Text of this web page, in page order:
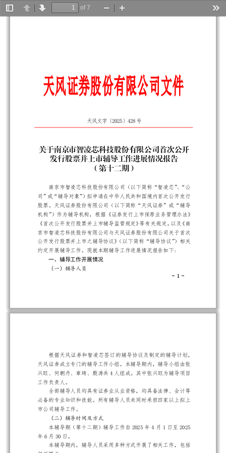
TogglePreviousNext
of 7
Zoom
- 1 -
天风证券股份有限公司文件
天风文字 〔2025 〕428 号
关于南京市智凌芯科技股份有限公司首次公开
发行股票并上市辅导工作进展情况报告
（第十二期）
南京市智凌芯科技股份有限公司（以下简称“智凌芯”、“公
司”或“辅导对象”）拟申请在中华人民共和国境内首次公开发行
股票。天风证券股份有限公司（以下简称“天风证券”或“辅导
机构”）作为辅导机构，根据《证券发行上市保荐业务管理办法》
《首次公开发行股票并上市辅导监管规定》等有关规定，以及《南
京市智凌芯科技股份有限公司与天风证券股份有限公司关于首次
公开发行股票并上市之辅导协议》（以下简称“辅导协议”）相关
约定开展辅导工作。现就本期辅导工作进展情况报告如下:
一、辅导工作开展情况
（一）辅导人员
根据天风证券和智凌芯签订的辅导协议及制定的辅导计划，
天风证券成立专门的辅导工作小组。本辅导期内，辅导小组由张
兴旺、何朝丹、章琦、殷涛共 4 人组成，其中张兴旺为辅导项目
工作负责人。
全部辅导人员均具有证券业从业资格，均具备法律、会计等
必备的专业知识和技能。所有辅导人员未同时承担四家以上拟上
市公司辅导工作。
（二）辅导时间及方式
本辅导期（第十二期）辅导工作自 2025 年 4 月 1 日至 2025
年 6 月 30 日。
本辅导期内，辅导人员采用多种方式开展了相关工作，包括